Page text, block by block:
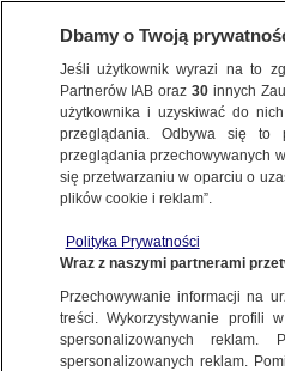
POLSKA
plany urlopowiczom.
z ich powodu
12.08.2023, 16:52
Dbamy o Twoją
Jeśli użytkownik wyrazi na to
Partnerów IAB oraz30 innych
użytkownika i uzyskiwać do
przeglądania. Odbywa się to
przeglądania przechowywanych
się przetwarzaniu w oparciu o
plików cookie i reklam”.
Polityka Prywatności
Wraz z naszymi partnerami
Przechowywanie informacji na
treści. Wykorzystywanie profili
spersonalizowanych
spersonalizowanych reklam.